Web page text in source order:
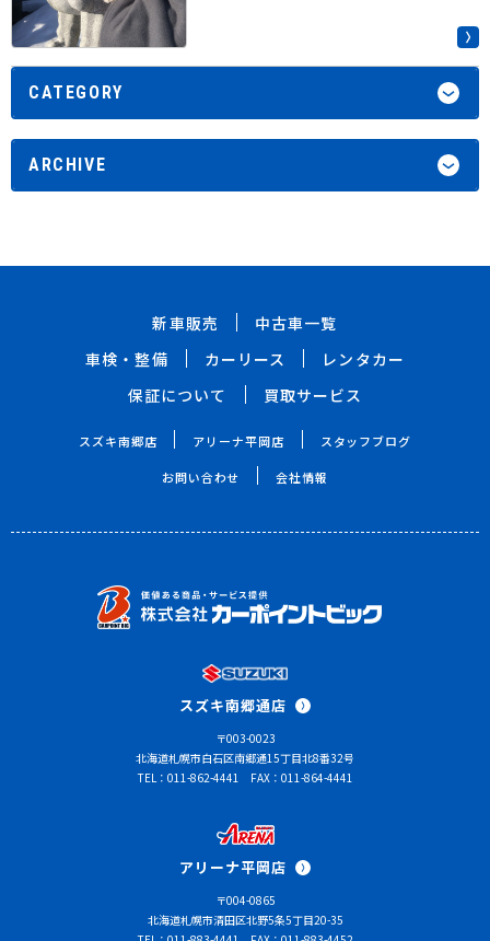
CATEGORY
ARCHIVE
新車販売
中古車一覧
車検・整備
カーリース
レンタカー
保証について
買取サービス
スズキ南郷店 アリーナ平岡店 スタッフブログ
お問い合わせ 会社情報
スズキ南郷通店
〒003-0023
北海道札幌市白石区南郷通15丁目北8番32号
TEL：011-862-4441
FAX：011-864-4441
アリーナ平岡店
〒004-0865
北海道札幌市清田区北野5条5丁目20-35